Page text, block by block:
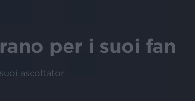
per i suoi fan
ascoltatori